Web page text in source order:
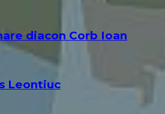
diacon Corb Ioan
Leontiuc